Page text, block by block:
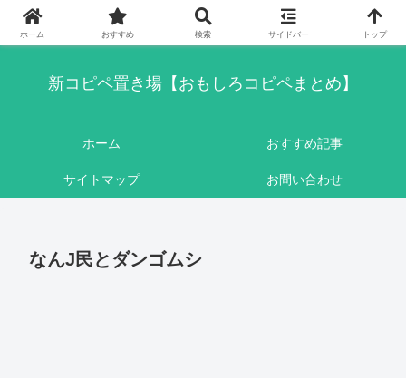
このブログはリンクフリーです。ここに書かれている内容は基本的にフィクシ
ョンです。
新コピペ置き場【おもしろコピペまとめ】
ホーム おすすめ記事
サイトマップ お問い合わせ
なんJ民とダンゴムシ
ホーム おすすめ 検索 サイドバー トップ